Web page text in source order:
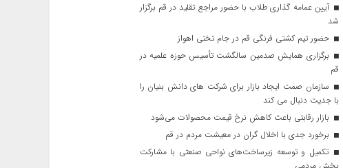
آیین عمامه گذاری طلاب با حضور مراجع تقلید در قم برگزار
شد
حضور تیم کشتی فرنگی قم در جام تختی اهواز
برگزاری همایش صدمین سالگشت تأسیس حوزه علمیه در
قم
سازمان صمت ایجاد بازار برای شرکت های دانش بنیان را
با جدیت دنبال می کند
بازار رقابتی باعث کاهش نرخ قیمت محصولات می‌شود
برخورد جدی با اخلال گران در معیشت مردم در قم
تکمیل و توسعه زیرساخت‌های نواحی صنعتی با مشارکت